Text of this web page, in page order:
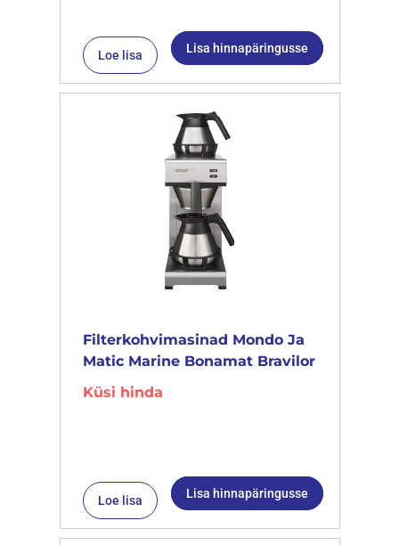
Loe lisa Lisa hinnapäringusse
Filterkohvimasinad Mondo Ja
Matic Marine Bonamat Bravilor
Küsi hinda
Loe lisa Lisa hinnapäringusse